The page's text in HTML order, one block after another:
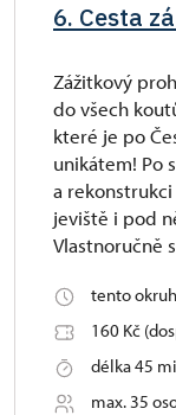
6. Cesta
Zážitkový
do všech
které je po
unikátem! Po
a
jeviště i pod
Vlastnoručně
tento
160 Kč
délka 45
max. 35